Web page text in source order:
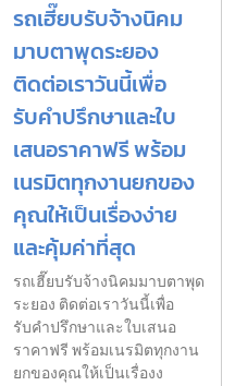
รถเฮี๊ยบรับจ้างนิคม
มาบตาพุดระยอง
ติดต่อเราวันนี้เพื่อ
รับคำปรึกษาและใบ
เสนอราคาฟรี พร้อม
เนรมิตทุกงานยกของ
คุณให้เป็นเรื่องง่าย
และคุ้มค่าที่สุด
รถเฮี๊ยบรับจ้างนิคมมาบตาพุด
ระยอง ติดต่อเราวันนี้เพื่อ
รับคำปรึกษาและใบเสนอ
ราคาฟรี พร้อมเนรมิตทุกงาน
ยกของคุณให้เป็นเรื่องง